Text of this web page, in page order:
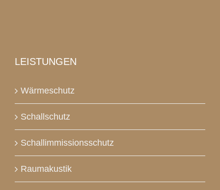
LEISTUNGEN
Wärmeschutz
Schallschutz
Schallimmissionsschutz
Raumakustik